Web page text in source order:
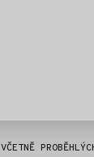
VČETNĚ